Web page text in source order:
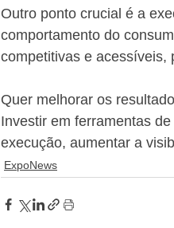
Outro ponto crucial é a
comportamento do
competitivas e acessíveis,
Quer melhorar os
Investir em ferramentas
execução, aumentar a
ExpoNews